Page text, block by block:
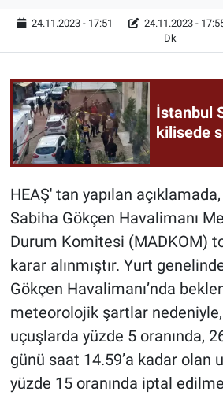
24.11.2023 - 17:51 24.11.2023 -
Dk
İstanbul
kilisede
HEAŞ' tan yapılan açıklamada,
Sabiha Gökçen Havalimanı
Durum Komitesi (MADKOM)
karar alınmıştır. Yurt
Gökçen Havalimanı’nda
meteorolojik şartlar nedeniyle,
uçuşlarda yüzde 5 oranında,
günü saat 14.59’a kadar olan
yüzde 15 oranında iptal